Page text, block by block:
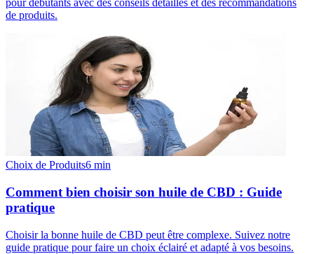
pour débutants avec des conseils détaillés et des recommandations
de produits.
Choix de Produits6 min
Comment bien choisir son huile de CBD : Guide
pratique
Choisir la bonne huile de CBD peut être complexe. Suivez notre
guide pratique pour faire un choix éclairé et adapté à vos besoins.